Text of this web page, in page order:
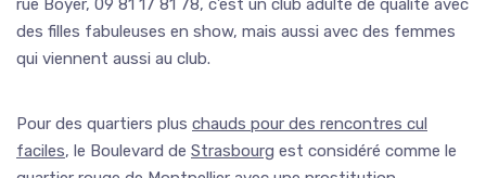
rue Boyer, 09 81 17 81 78, c’est un club adulte de qualité avec
des filles fabuleuses en show, mais aussi avec des femmes
qui viennent aussi au club.
Pour des quartiers plus chauds pour des rencontres cul
faciles, le Boulevard de Strasbourg est considéré comme le